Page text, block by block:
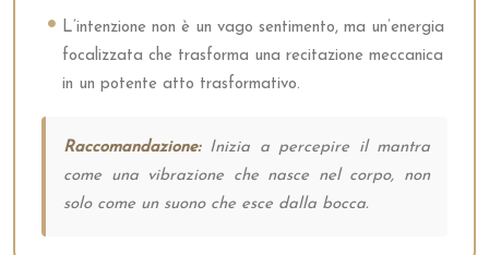
L’intenzione non è un vago sentimento, ma un’energia
focalizzata che trasforma una recitazione meccanica
in un potente atto trasformativo.
Raccomandazione:Inizia a percepire il mantra
come una vibrazione che nasce nel corpo, non
solo come un suono che esce dalla bocca.